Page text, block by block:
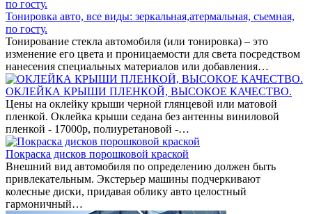
Тонировка авто, все виды: зеркальная,атермальная, съемная,
по госту.
Тонирование стекла автомобиля (или тонировка) – это
изменение его цвета и проницаемости для света посредством
нанесения специальных материалов или добавления…
ОКЛЕЙКА КРЫШИ ПЛЕНКОЙ, ВЫСОКОЕ КАЧЕСТВО.
Цены на оклейку крыши черной глянцевой или матовой
пленкой. Оклейка крыши седана без антенны виниловой
пленкой - 17000р, полиуретановой -…
Покраска дисков порошковой краской
Внешний вид автомобиля по определению должен быть
привлекательным. Экстерьер машины подчеркивают
колесные диски, придавая облику авто целостный
гармоничный…